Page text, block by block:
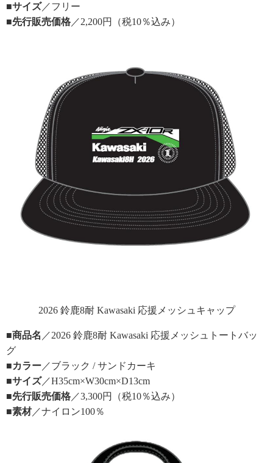
■サイズ／フリー
■先行販売価格 ／2,200円（税10％込み）
2026 鈴鹿8耐 Kawasaki 応援メッシュキャップ
■商品名 ／2026 鈴鹿8耐 Kawasaki 応援メッシュトートバッ
グ
■カラー ／ブラック / サンドカーキ
■サイズ／H35cm×W30cm×D13cm
■先行販売価格 ／3,300円（税10％込み）
■素材／ナイロン100％